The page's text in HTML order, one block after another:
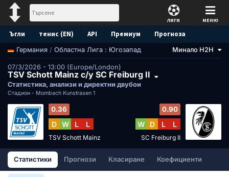
ЛИГИ МЕНЮ
Ъгли тенис (EN) API Премиум Прогноза
Германия / Областна Лига : Югозапад Минало H2H
07/3/2026 - 13:00 (Europe/London)
TSV Schott Mainz с/у SC Freiburg II
Статистика, анализи и директни двубои
Стадион - Mombach Kunstrasen 1
0.36
D W L L
TSV Schott Mainz
0.90
W D L L
SC Freiburg II
Статистики Прогнози Класиране Коефициенти